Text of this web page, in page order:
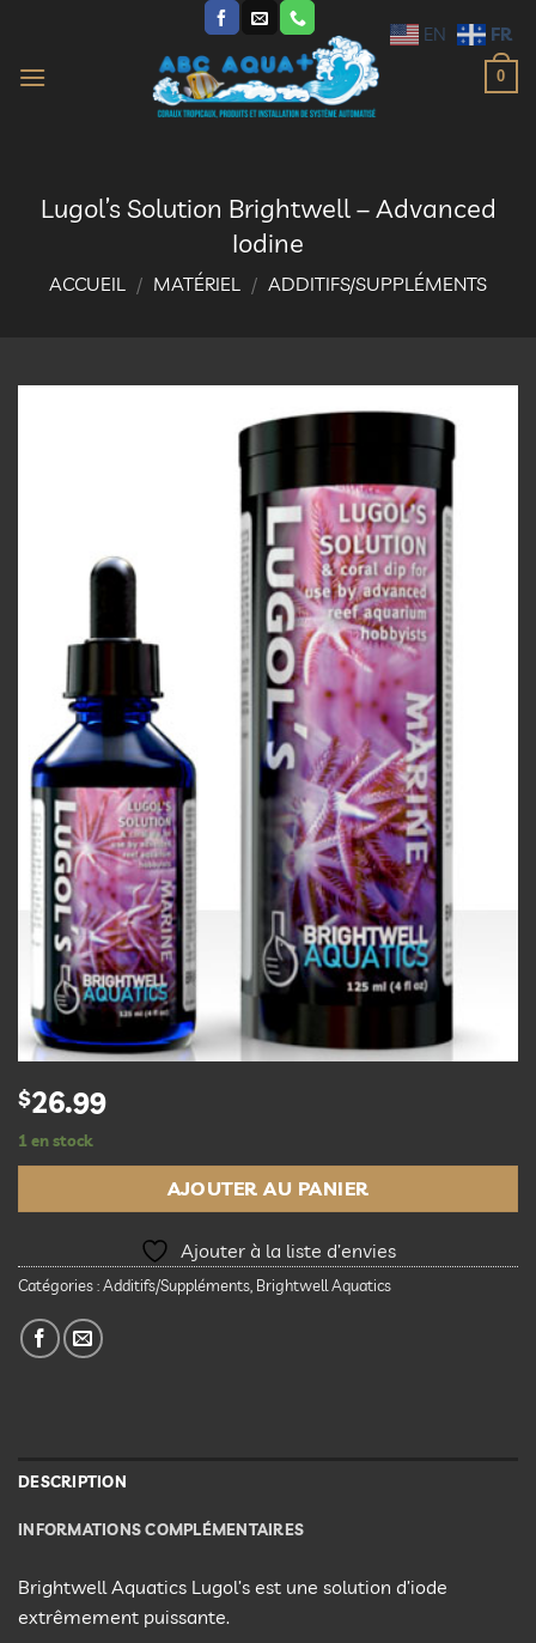
contenu
0
Lugol’s Solution Brightwell – Advanced
Iodine
ACCUEIL / MATÉRIEL / ADDITIFS/SUPPLÉMENTS
Ajouter
d’envies
$26.99
1 en stock
AJOUTER AU PANIER
Ajouter à la liste d’envies
Catégories :Additifs/Suppléments, Brightwell Aquatics
DESCRIPTION
INFORMATIONS COMPLÉMENTAIRES
Brightwell Aquatics Lugol’s est une solution d’iode
extrêmement puissante.
EN FR